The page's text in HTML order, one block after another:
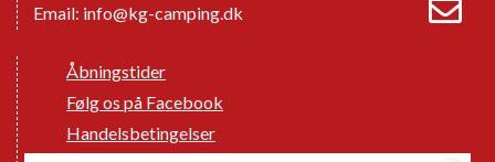
Email: info@kg-camping.dk
Åbningstider
Følg os på Facebook
Handelsbetingelser